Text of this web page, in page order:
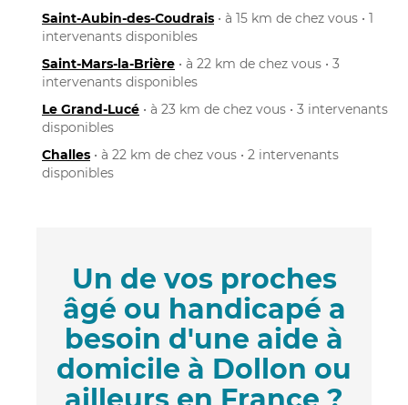
Saint-Aubin-des-Coudrais • à 15 km de chez vous • 1
intervenants disponibles
Saint-Mars-la-Brière • à 22 km de chez vous • 3
intervenants disponibles
Le Grand-Lucé • à 23 km de chez vous • 3 intervenants
disponibles
Challes • à 22 km de chez vous • 2 intervenants
disponibles
Un de vos proches
âgé ou handicapé a
besoin d'une aide à
domicile à Dollon ou